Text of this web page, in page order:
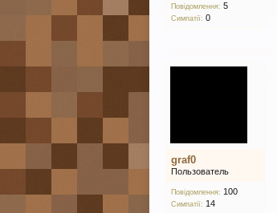
Повідомлення: 5
Симпатії: 0
graf0
Пользователь
Повідомлення: 100
Симпатії: 14